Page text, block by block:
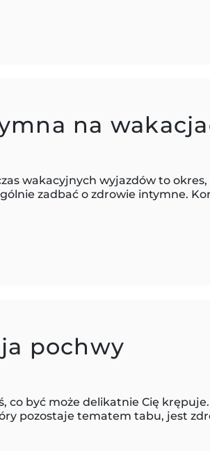
na
wakacyjnych wyjazdów to
zadbać o zdrowie intymne.
pochwy
co być może delikatnie Cię
pozostaje tematem tabu, jest